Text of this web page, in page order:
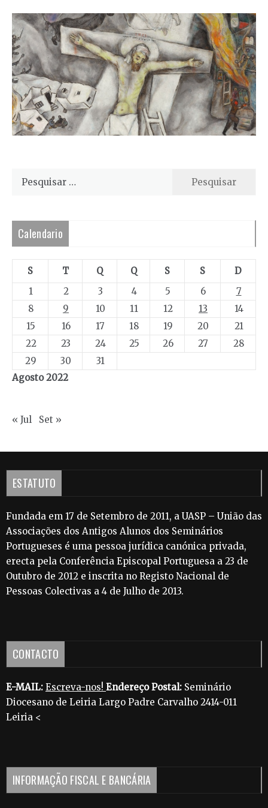
Pesquisar
Calendario
Agosto 2022
S T Q Q S S
D
1
2 3 4 5 6
7
8
9 10 11 12 13
14
15
16 17 18 19 20
21
22
23 24 25 26 27
28
29
30 31
« Jul Set »
ESTATUTO
Fundada em 17 de Setembro de 2011, a UASP – União das
Associações dos Antigos Alunos dos Seminários
Portugueses é uma pessoa jurídica canónica privada,
erecta pela Conferência Episcopal Portuguesa a 23 de
Outubro de 2012 e inscrita no Registo Nacional de
Pessoas Colectivas a 4 de Julho de 2013.
CONTACTO
E-MAIL: Escreva-nos! Endereço Postal: Seminário
Diocesano de Leiria Largo Padre Carvalho 2414-011
Leiria <
INFORMAÇÃO FISCAL E BANCÁRIA